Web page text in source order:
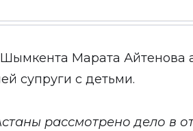
Марата Айтенова
супруги с детьми.
рассмотрено дело в